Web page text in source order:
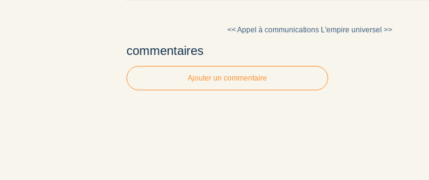
<< Appel à communications L'empire universel >>
commentaires
Ajouter un commentaire